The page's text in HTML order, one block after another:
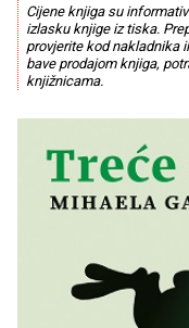
Cijene knjiga su
izlasku knjige iz tiska.
provjerite kod nakladnika
bave prodajom knjiga,
knjižnicama.